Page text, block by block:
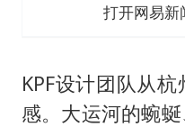
打开网易新
KPF设计团队从
感。大运河的蜿